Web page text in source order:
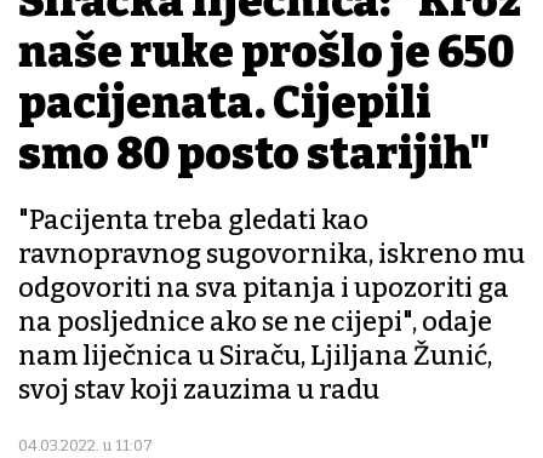
naše ruke prošlo je 650
pacijenata. Cijepili
smo 80 posto starijih"
"Pacijenta treba gledati kao
ravnopravnog sugovornika, iskreno mu
odgovoriti na sva pitanja i upozoriti ga
na posljednice ako se ne cijepi", odaje
nam liječnica u Siraču, Ljiljana Žunić,
svoj stav koji zauzima u radu
04.03.2022. u 11:07